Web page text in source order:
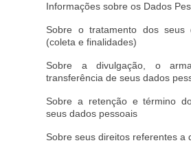
Informações sobre os Dados
Sobre o tratamento dos seus
(coleta e finalidades)
Sobre a divulgação, o
transferência de seus dados
Sobre a retenção e término
seus dados pessoais
Sobre seus direitos referentes a